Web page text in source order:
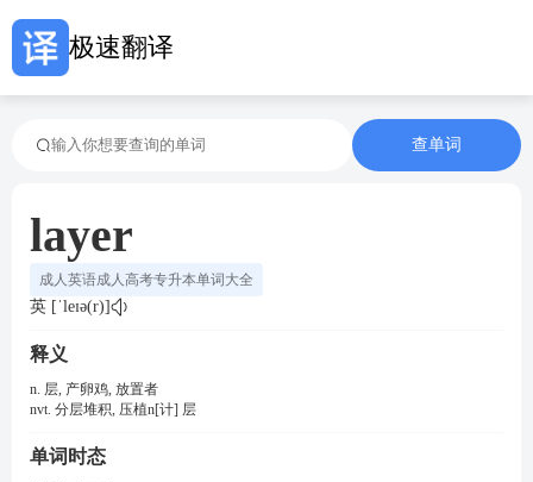
极速翻译
查单词
layer
成人英语成人高考专升本单词大全
英 [ˈleɪə(r)]
释义
n. 层, 产卵鸡, 放置者
nvt. 分层堆积, 压植n[计] 层
单词时态